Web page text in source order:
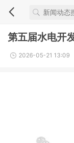
第五届水电开
2026-05-21 13:09